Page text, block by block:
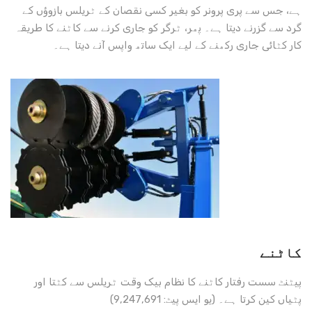
ہے، جس سے پری پرونر کو بغیر کسی نقصان کے ٹریلس بازوؤں کے
گرد سے گزرنے دیتا ہے۔ پھر، ٹرگر کو جاری کرنے سے کاٹنے کا طریقہ
کار کٹائی جاری رکھنے کے لیے ایک ساتھ واپس آنے دیتا ہے۔
کاٹنے
پیٹنٹ سست رفتار کاٹنے کا نظام بیک وقت ٹریلس سے کٹتا اور
پٹیاں کین کرتا ہے۔ (یو ایس پیٹ: 9,247,691)